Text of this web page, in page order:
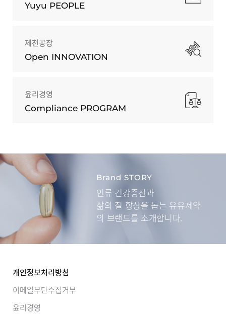
Yuyu PEOPLE
제천공장
Open INNOVATION
윤리경영
Compliance PROGRAM
Brand STORY
인류 건강증진과
삶의 질 향상을 돕는 유유제약
의 브랜드를 소개합니다.
개인정보처리방침
이메일무단수집거부
윤리경영